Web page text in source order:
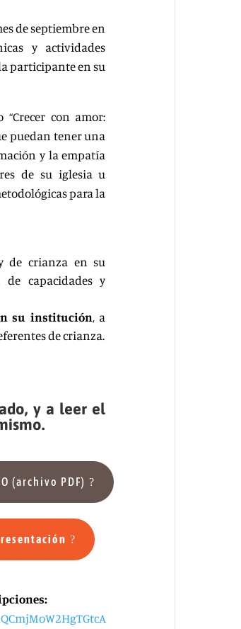
de septiembre en
y actividades
participante en su
con amor:
puedan tener una
y la empatía
de su iglesia u
para la
de crianza en su
capacidades y
su institución, a
de crianza.
y a leer el
(archivo PDF)